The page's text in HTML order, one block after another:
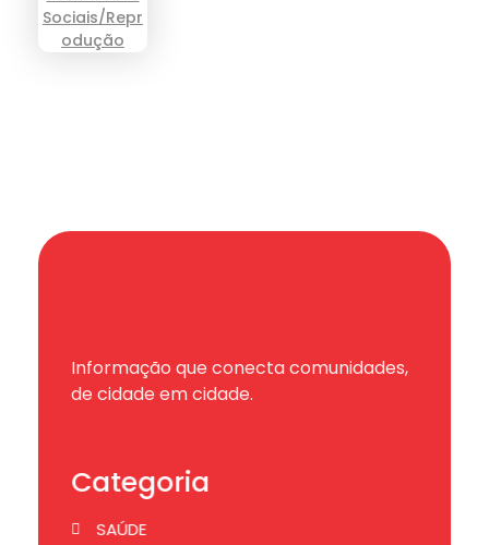
Informação que conecta comunidades,
de cidade em cidade.
Categoria
SAÚDE